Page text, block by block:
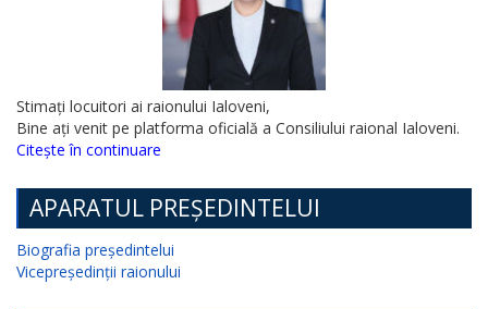
Stimați locuitori ai raionului Ialoveni,
Bine ați venit pe platforma oficială a Consiliului raional Ialoveni.
Citește în continuare
APARATUL PREȘEDINTELUI
Biografia președintelui
Vicepreședinții raionului